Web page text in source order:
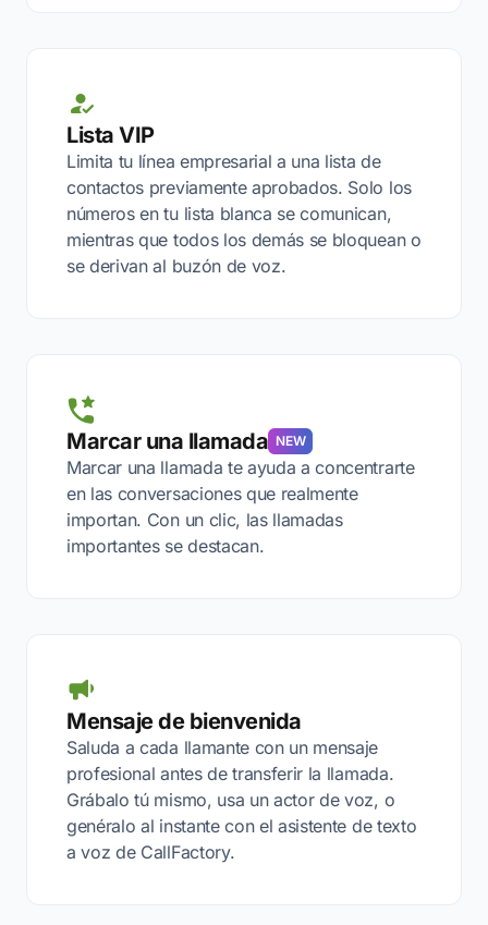
Lista VIP
Limita tu línea empresarial a una lista de
contactos previamente aprobados. Solo los
números en tu lista blanca se comunican,
mientras que todos los demás se bloquean o
se derivan al buzón de voz.
Marcar una llamada NEW
Marcar una llamada te ayuda a concentrarte
en las conversaciones que realmente
importan. Con un clic, las llamadas
importantes se destacan.
Mensaje de bienvenida
Saluda a cada llamante con un mensaje
profesional antes de transferir la llamada.
Grábalo tú mismo, usa un actor de voz, o
genéralo al instante con el asistente de texto
a voz de CallFactory.